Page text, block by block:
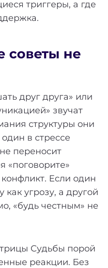
триггеры, а где
советы не
друг друга» или
звучат
структуры они
в стрессе
переносит
«поговорите»
Если один
как угрозу, а другой
«будь честным» не
Судьбы порой
реакции. Без